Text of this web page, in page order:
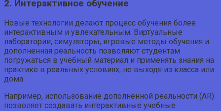
2. Интерактивное обучение
Новые технологии делают процесс обучения более
интерактивным и увлекательным. Виртуальные
лаборатории, симуляторы, игровые методы обучения и
дополненная реальность позволяют студентам
погружаться в учебный материал и применять знания на
практике в реальных условиях, не выходя из класса или
дома.
Например, использование дополненной реальности (AR)
позволяет создавать интерактивные учебные